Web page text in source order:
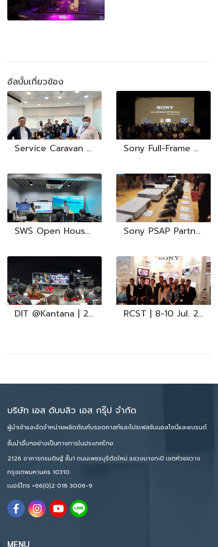
อัลบั้มเกี่ยวข้อง
Service Caravan 2023 | 6 Nov. - 22 Dec. 2023 Sony Full-Frame HDR Workshop | 21 Feb. 2020
SWS Open House 2023 | 13-17 Nov. 2023 Sony PSAP Partners Conference | 23-25 Jul. 2019
DIT @Kantana | 24 Oct. 2023 RCST | 8-10 Jul. 2017
บริษัท เอส ดับบลิว เอส กรุ๊ป จำกัด
ผู้นำเข้าและจัดจำหน่ายผลิตภัณฑ์บรอดคาสท์และโปรเฟสชันนอลโซนี่และแบรนด์
ชั้นนำอื่นๆอย่างเป็นทางการในประเทศไทย
2126 อาคารกรมดิษฐ์ ชั้น1 ถนนเพชรบุรีตัดใหม่ แขวงบางกะปิ เขตห้วยขวาง
กรุงเทพมหานคร 10310
เบอร์โทร +66(0)2 016 3006-9